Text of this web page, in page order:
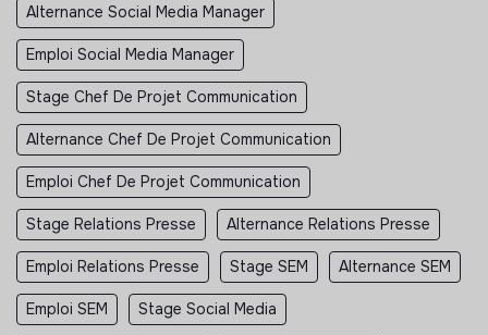
Alternance Social Media Manager
Emploi Social Media Manager
Stage Chef De Projet Communication
Alternance Chef De Projet Communication
Emploi Chef De Projet Communication
Stage Relations Presse Alternance Relations Presse
Emploi Relations Presse Stage SEM Alternance SEM
Emploi SEM Stage Social Media